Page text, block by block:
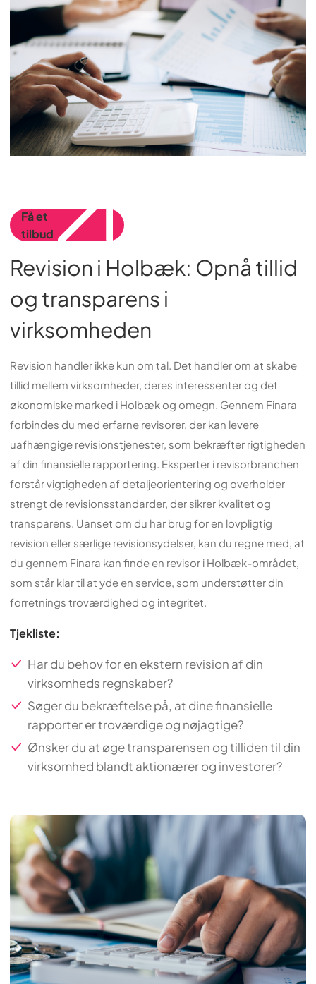
Få et
tilbud
Revision i Holbæk: Opnå tillid
og transparens i
virksomheden
Revision handler ikke kun om tal. Det handler om at skabe
tillid mellem virksomheder, deres interessenter og det
økonomiske marked i Holbæk og omegn. Gennem Finara
forbindes du med erfarne revisorer, der kan levere
uafhængige revisionstjenester, som bekræfter rigtigheden
af din finansielle rapportering. Eksperter i revisorbranchen
forstår vigtigheden af detaljeorientering og overholder
strengt de revisionsstandarder, der sikrer kvalitet og
transparens. Uanset om du har brug for en lovpligtig
revision eller særlige revisionsydelser, kan du regne med, at
du gennem Finara kan finde en revisor i Holbæk-området,
som står klar til at yde en service, som understøtter din
forretnings troværdighed og integritet.
Tjekliste:
Har du behov for en ekstern revision af din
virksomheds regnskaber?
Søger du bekræftelse på, at dine finansielle
rapporter er troværdige og nøjagtige?
Ønsker du at øge transparensen og tilliden til din
virksomhed blandt aktionærer og investorer?